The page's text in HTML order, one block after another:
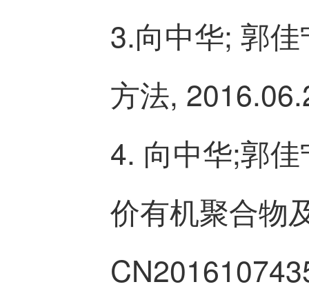
3.向中华; 郭
方法,
4. 向中华;郭
价有机聚合物